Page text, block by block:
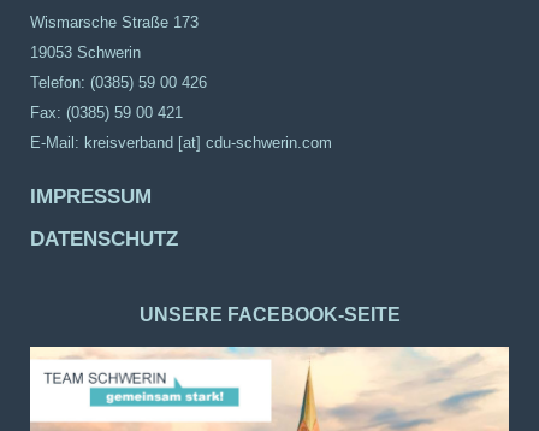
Wismarsche Straße 173
19053 Schwerin
Telefon: (0385) 59 00 426
Fax: (0385) 59 00 421
E-Mail: kreisverband [at] cdu-schwerin.com
IMPRESSUM
DATENSCHUTZ
UNSERE FACEBOOK-SEITE